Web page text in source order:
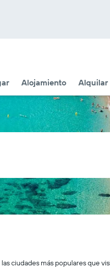
Alojamiento Alquilar
ciudades más populares que